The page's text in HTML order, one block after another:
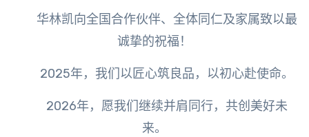
华林凯向全国合作伙伴、全体同仁及家属致以最
诚挚的祝福！
2025年，我们以匠心筑良品，以初心赴使命。
2026年，愿我们继续并肩同行，共创美好未
来。